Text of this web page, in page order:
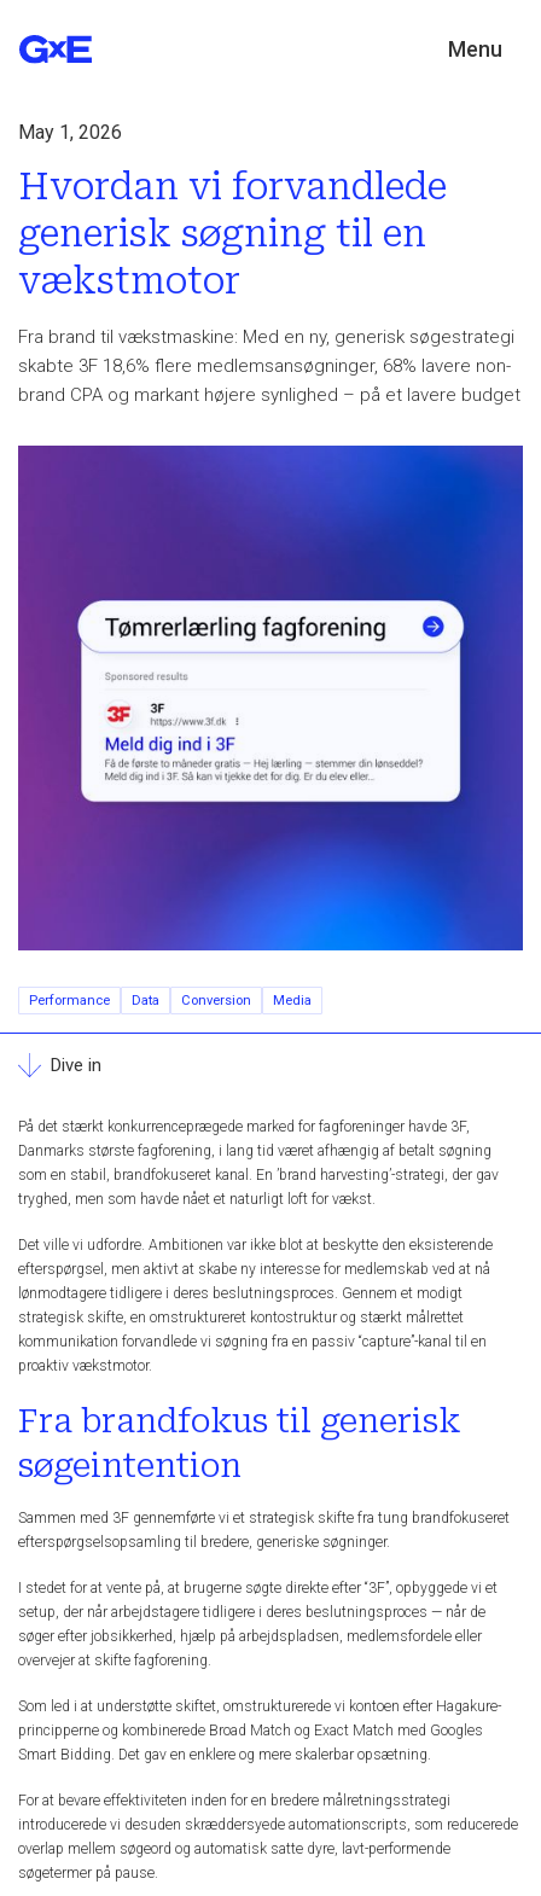
Menu
May 1, 2026
Hvordan vi forvandlede
generisk søgning til en
vækstmotor
Fra brand til vækstmaskine: Med en ny, generisk søgestrategi
skabte 3F 18,6% flere medlemsansøgninger, 68% lavere non-
brand CPA og markant højere synlighed – på et lavere budget
Performance Data Conversion Media
Dive in
På det stærkt konkurrenceprægede marked for fagforeninger havde 3F,
Danmarks største fagforening, i lang tid været afhængig af betalt søgning
som en stabil, brandfokuseret kanal. En ’brand harvesting’-strategi, der gav
tryghed, men som havde nået et naturligt loft for vækst.
Det ville vi udfordre. Ambitionen var ikke blot at beskytte den eksisterende
efterspørgsel, men aktivt at skabe ny interesse for medlemskab ved at nå
lønmodtagere tidligere i deres beslutningsproces. Gennem et modigt
strategisk skifte, en omstruktureret kontostruktur og stærkt målrettet
kommunikation forvandlede vi søgning fra en passiv “capture”-kanal til en
proaktiv vækstmotor.
Fra brandfokus til generisk
søgeintention
Sammen med 3F gennemførte vi et strategisk skifte fra tung brandfokuseret
efterspørgselsopsamling til bredere, generiske søgninger.
I stedet for at vente på, at brugerne søgte direkte efter “3F”, opbyggede vi et
setup, der når arbejdstagere tidligere i deres beslutningsproces — når de
søger efter jobsikkerhed, hjælp på arbejdspladsen, medlemsfordele eller
overvejer at skifte fagforening.
Som led i at understøtte skiftet, omstrukturerede vi kontoen efter Hagakure-
principperne og kombinerede Broad Match og Exact Match med Googles
Smart Bidding. Det gav en enklere og mere skalerbar opsætning.
For at bevare effektiviteten inden for en bredere målretningsstrategi
introducerede vi desuden skræddersyede automationscripts, som reducerede
overlap mellem søgeord og automatisk satte dyre, lavt-performende
søgetermer på pause.